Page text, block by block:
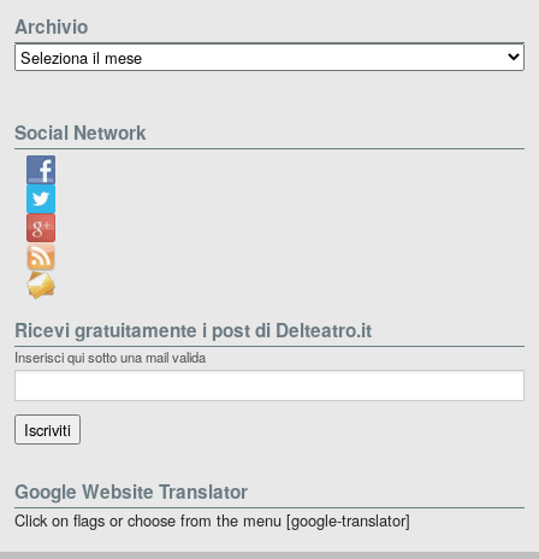
Archivio
Archivio
Social Network
Ricevi gratuitamente i post di Delteatro.it
Inserisci qui sotto una mail valida
Google Website Translator
Click on flags or choose from the menu [google-translator]